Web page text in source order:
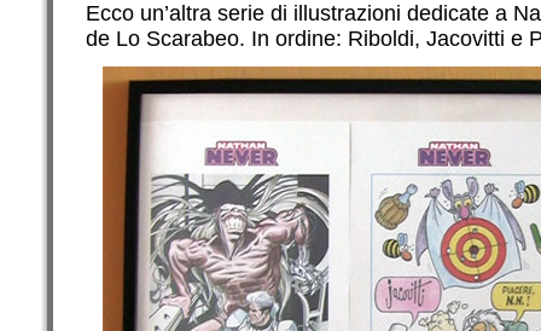
Ecco un’altra serie di illustrazioni dedicate a
de Lo Scarabeo. In ordine: Riboldi, Jacovitti e